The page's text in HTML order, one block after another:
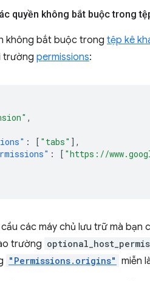
quyền không bắt buộc trong
không bắt buộc trong tệp kê
trường permissions:
,
: [ "tabs" ],
: [ "https://
các máy chủ lưu trữ mà
trường
"Permissions.origins" miễn